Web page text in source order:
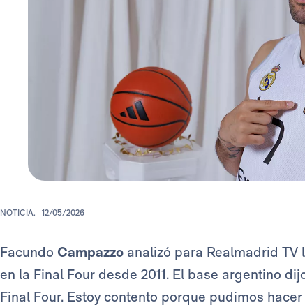
NOTICIA. 12/05/2026
Facundo Campazzo analizó para Realmadrid
en la Final Four desde 2011. El base argentino
Final Four. Estoy contento porque pudimos